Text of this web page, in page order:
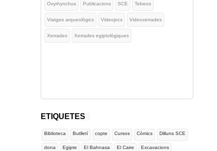
Oxyrhynchus Publicacions SCE Tebeos
Viatges arqueològics Videojocs Videoxerrades
Xerrades Xerrades egiptològiques
ETIQUETES
Biblioteca Butlletí copte Cursos Còmics Dilluns SCE
dona Egipte El Bahnasa El Caire Excavacions